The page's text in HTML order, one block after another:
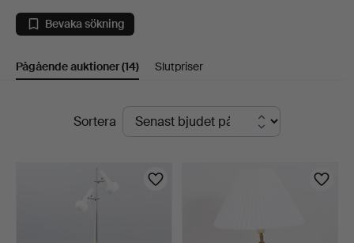
Lampor
på
Sørensen
Bevaka sökning
Pågående auktioner(14) Slutpriser
PågåendeSortera